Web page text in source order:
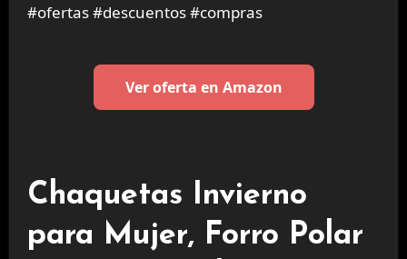
#ofertas #descuentos #compras
Ver oferta en Amazon
Chaquetas Invierno
para Mujer, Forro Polar